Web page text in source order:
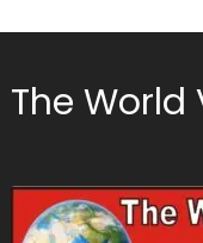
The World